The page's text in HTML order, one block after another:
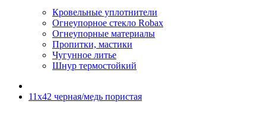
Кровельные уплотнители
Огнеупорное стекло Robax
Огнеупорные материалы
Пропитки, мастики
Чугунное литье
Шнур термостойкий
11х42 черная/медь пористая